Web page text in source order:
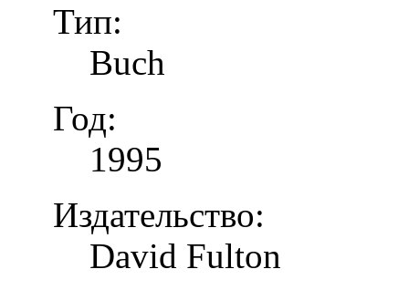
Тип:
Buch
Год:
1995
Издательство:
David Fulton